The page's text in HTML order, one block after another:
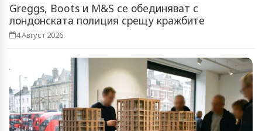
Greggs, Boots и M&S се обединяват с
лондонската полиция срещу кражбите
4 Август 2026